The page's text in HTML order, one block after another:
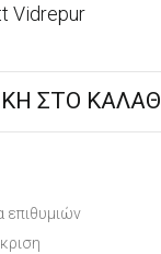
Vidrepur
ΣΤΟ ΚΑΛΆΘΙ
επιθυμιών